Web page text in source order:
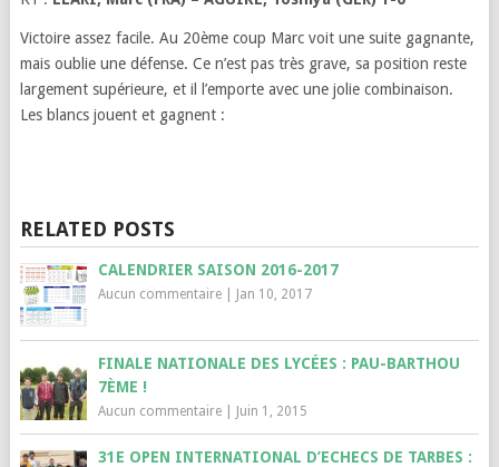
Victoire assez facile. Au 20ème coup Marc voit une suite gagnante,
mais oublie une défense. Ce n’est pas très grave, sa position reste
largement supérieure, et il l’emporte avec une jolie combinaison.
Les blancs jouent et gagnent :
RELATED POSTS
CALENDRIER SAISON 2016-2017
Aucun commentaire| Jan 10, 2017
FINALE NATIONALE DES LYCÉES : PAU-BARTHOU
7ÈME !
Aucun commentaire| Juin 1, 2015
31E OPEN INTERNATIONAL D’ECHECS DE TARBES :